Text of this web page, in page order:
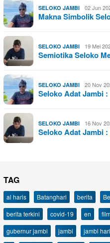
SELOKO JAMBI 02 Jun
Makna Simbolik
SELOKO JAMBI 19 Mei
Semiotika Seloko
SELOKO JAMBI 20 Nov
Seloko Adat Jambi
SELOKO JAMBI 16 Nov
Seloko Adat Jambi
TAG
al haris Batanghari berita
berita terkini
covid-19 en
gubernur jambi
jambi jambi